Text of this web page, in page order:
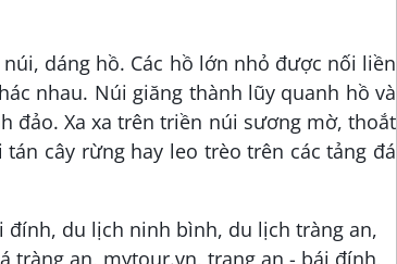
dáng hồ. Các hồ lớn nhỏ được nối liền
nhau. Núi giăng thành lũy quanh hồ và
đảo. Xa xa trên triền núi sương mờ, thoắt
cây rừng hay leo trèo trên các tảng đá